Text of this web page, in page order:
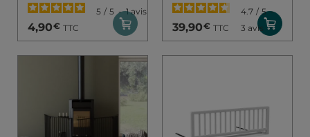
5 / 5 - 1avis
4,90€ TTC
4.7 / 5-
3avis
39,90€ TTC